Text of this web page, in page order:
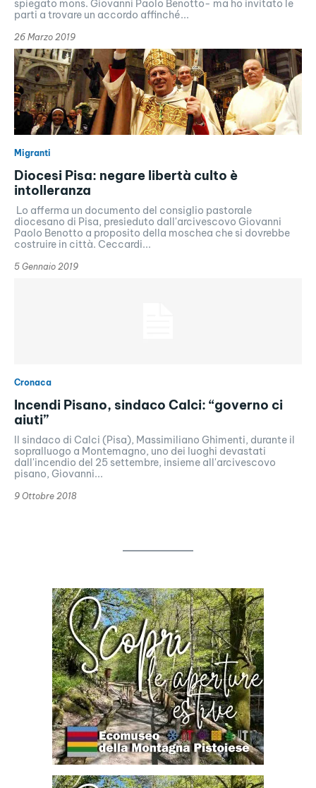
spiegato mons. Giovanni Paolo Benotto- ma ho invitato le
parti a trovare un accordo affinché...
26 Marzo 2019
Migranti
Diocesi Pisa: negare libertà culto è
intolleranza
Lo afferma un documento del consiglio pastorale
diocesano di Pisa, presieduto dall'arcivescovo Giovanni
Paolo Benotto a proposito della moschea che si dovrebbe
costruire in città. Ceccardi...
5 Gennaio 2019
Cronaca
Incendi Pisano, sindaco Calci: “governo ci
aiuti”
Il sindaco di Calci (Pisa), Massimiliano Ghimenti, durante il
sopralluogo a Montemagno, uno dei luoghi devastati
dall'incendio del 25 settembre, insieme all'arcivescovo
pisano, Giovanni...
9 Ottobre 2018